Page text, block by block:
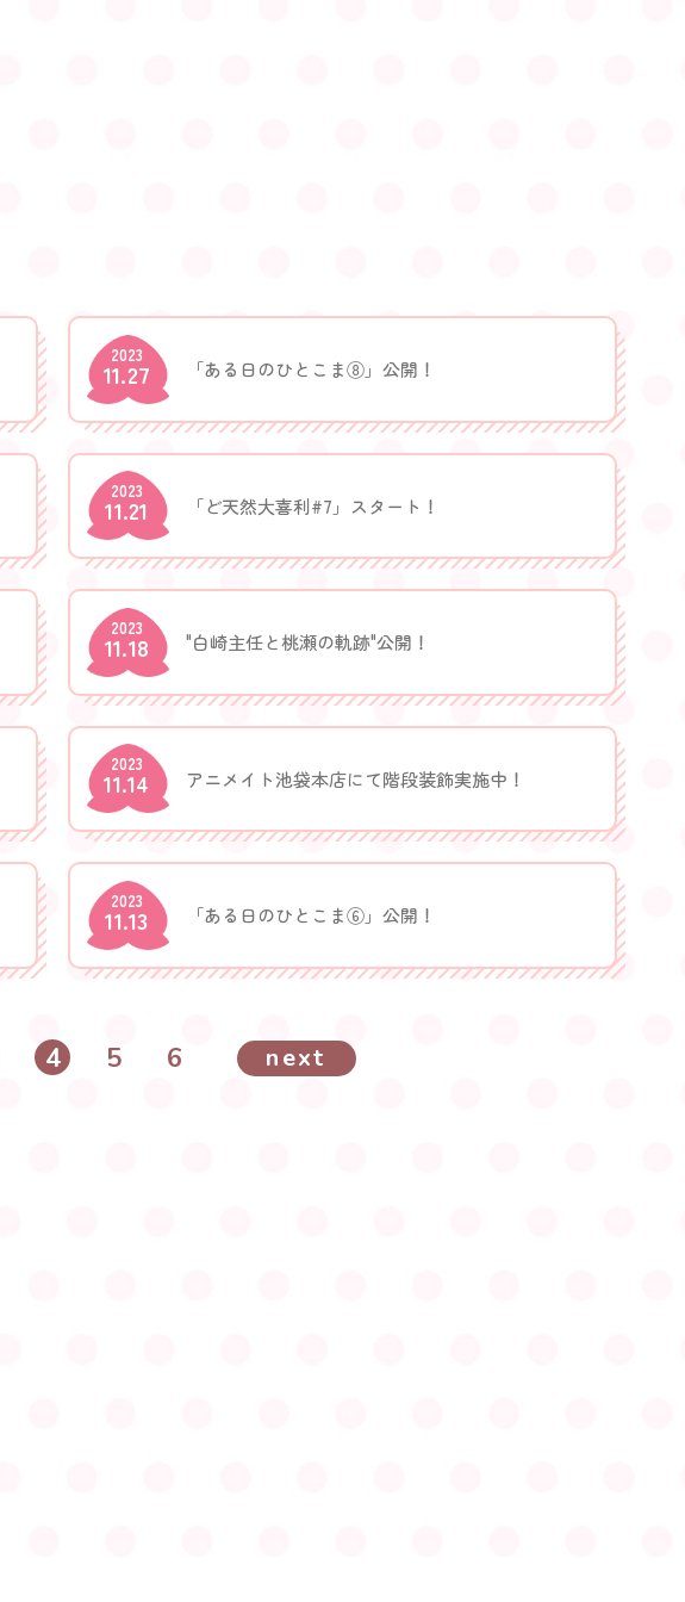
2023
11.27 「ある日のひとこま⑧」公開！
2023
11.21 「ど天然大喜利#7」スタート！
2023
11.18 "白崎主任と桃瀬の軌跡"公開！
2023
11.14 アニメイト池袋本店にて階段装飾実施中！
2023
11.13 「ある日のひとこま⑥」公開！
4 5 6 next